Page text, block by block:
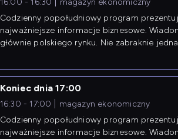
16:00 - 16:30
magazyn ekonomiczny
Codzienny popołudniowy program
najważniejsze informacje biznesowe.
głównie polskiego rynku. Nie zabraknie
Koniec dnia 17:00
16:30 - 17:00
magazyn ekonomiczny
Codzienny popołudniowy program
najważniejsze informacje biznesowe.